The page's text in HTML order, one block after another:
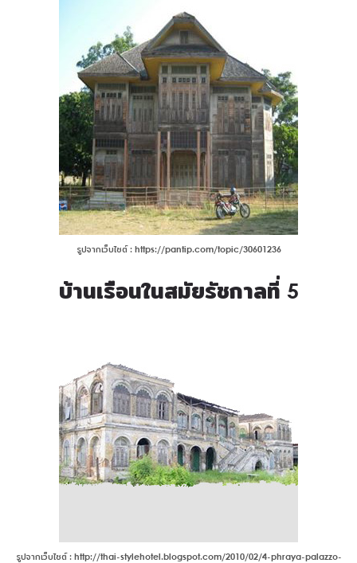
รูปจากเว็บไซต์ : https://pantip.com/topic/30601236
บ้านเรือนในสมัยรัชกาลที่ 5
รูปจากเว็บไซต์ : http://thai-stylehotel.blogspot.com/2010/02/4-phraya-palazzo-